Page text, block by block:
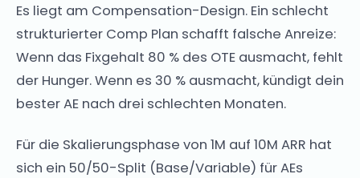
Es liegt am Compensation-Design. Ein schlecht
strukturierter Comp Plan schafft falsche Anreize:
Wenn das Fixgehalt 80 % des OTE ausmacht, fehlt
der Hunger. Wenn es 30 % ausmacht, kündigt dein
bester AE nach drei schlechten Monaten.
Für die Skalierungsphase von 1M auf 10M ARR hat
sich ein 50/50-Split (Base/Variable) für AEs